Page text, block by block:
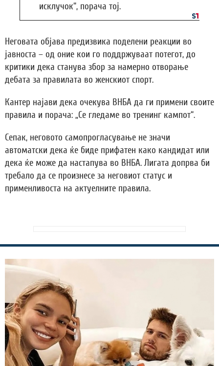
исклучок“, порача тој.
Неговата објава предизвика поделени реакции во
јавноста – од оние кои го поддржуваат потегот, до
критики дека станува збор за намерно отворање
дебата за правилата во женскиот спорт.
Кантер најави дека очекува ВНБА да ги примени своите
правила и порача: „Се гледаме во тренинг кампот“.
Сепак, неговото самопрогласување не значи
автоматски дека ќе биде прифатен како кандидат или
дека ќе може да настапува во ВНБА. Лигата допрва би
требало да се произнесе за неговиот статус и
применливоста на актуелните правила.